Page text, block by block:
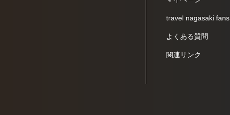
travel nagasaki fans
よくある質問
関連リンク